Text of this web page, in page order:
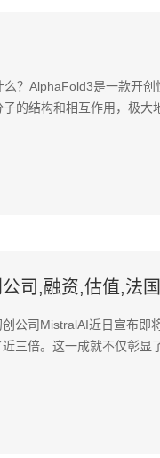
？AlphaFold3是一款开创
的结构和相互作用，极
司,融资,估值,法
公司MistralAI近日宣布即
三倍。这一成就不仅彰显